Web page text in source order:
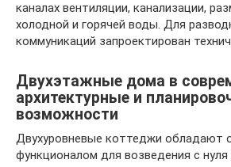
каналах вентиляции, канализации,
холодной и горячей воды. Для
коммуникаций запроектирован
Двухэтажные дома в
архитектурные и
возможности
Двухуровневые коттеджи обладают
функционалом для возведения с